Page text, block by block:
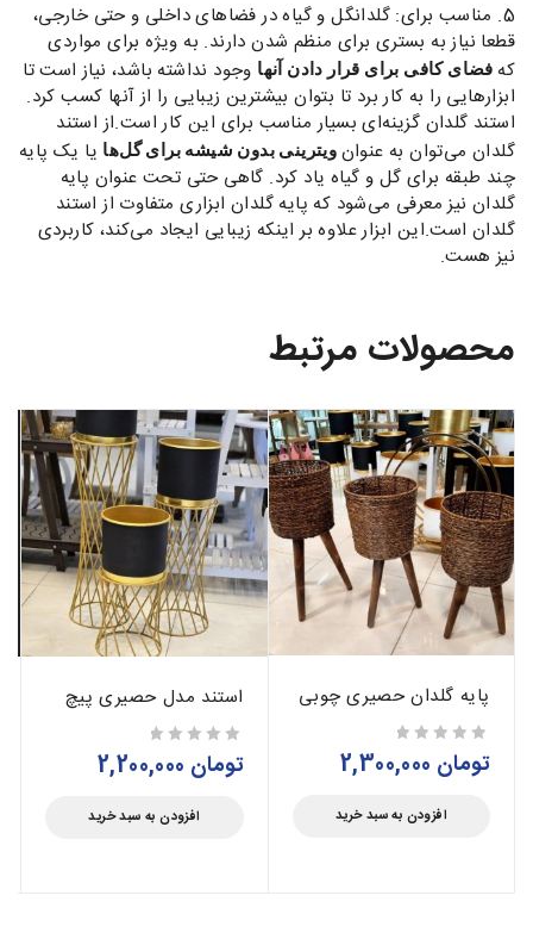
مناسب برای:گلدانگل و گیاه در فضاهای داخلی و حتی خارجی،
قطعا نیاز به بستری برای منظم شدن دارند. به ویژه برای مواردی
که فضای کافی برای قرار دادن آنها وجود نداشته باشد، نیاز است تا
ابزارهایی را به کار برد تا بتوان بیشترین زیبایی را از آنها کسب کرد.
استند گلدان گزینه‌ای بسیار مناسب برای این کار است.از استند
گلدان می‌توان به عنوان ویترینی بدون شیشه برای گل‌ها یا یک پایه
چند طبقه برای گل و گیاه یاد کرد. گاهی حتی تحت عنوان پایه
گلدان نیز معرفی می‌شود که پایه گلدان ابزاری متفاوت از استند
گلدان است.این ابزار علاوه بر اینکه زیبایی ایجاد می‌کند، کاربردی
نیز هست.
محصولات مرتبط
پایه گلدان حصیری چوبی
تومان
افزودن به سبد خرید
استند مدل حصیری پیچ
تومان
افزودن به سبد خرید